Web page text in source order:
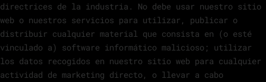
directrices de la industria. No debe usar nuestro sitio
web o nuestros servicios para utilizar, publicar o
distribuir cualquier material que consista en (o esté
vinculado a) software informático malicioso; utilizar
los datos recogidos en nuestro sitio web para cualquier
actividad de marketing directo, o llevar a cabo